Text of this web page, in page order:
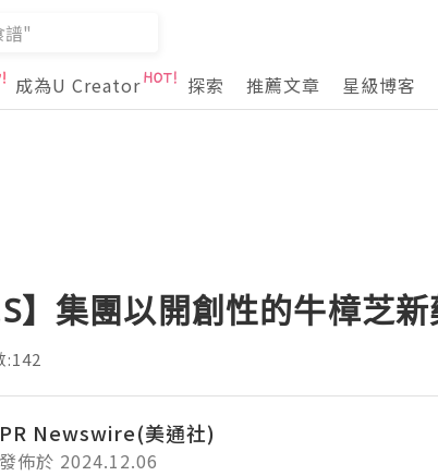
成為U Creator 探索 推薦文章 星級博客
】集團以開創性的牛樟芝
:142
PR Newswire(美通社)
發佈於 2024.12.06